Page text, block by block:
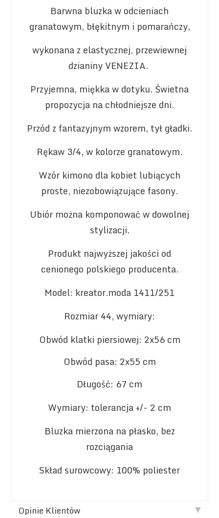
Barwna bluzka w odcieniach
granatowym, błękitnym i pomarańczy,
wykonana z elastycznej, przewiewnej
dzianiny VENEZIA.
Przyjemna, miękka w dotyku. Świetna
propozycja na chłodniejsze dni.
Przód z fantazyjnym wzorem, tył gładki.
Rękaw 3/4, w kolorze granatowym.
Wzór kimono dla kobiet lubiących
proste, niezobowiązujące fasony.
Ubiór można komponować w dowolnej
stylizacji.
Produkt najwyższej jakości od
cenionego polskiego producenta.
Model: kreator.moda 1411/251
Rozmiar 44, wymiary:
Obwód klatki piersiowej: 2x56 cm
Obwód pasa: 2x55 cm
Długość: 67 cm
Wymiary: tolerancja +/- 2 cm
Bluzka mierzona na płasko, bez
rozciągania
Skład surowcowy: 100% poliester
Opinie Klientów